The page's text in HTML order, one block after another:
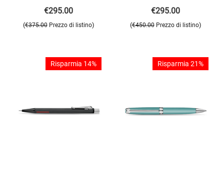
€295.00
(€375.00 Prezzo di listino)
€295.00
(€450.00 Prezzo di listino)
Risparmia 14% Risparmia 21%